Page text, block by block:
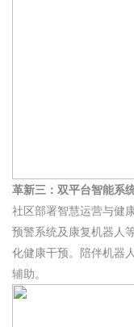
革新三：双平台智能系
社区部署智慧运营与健
预警系统及康复机器人
化健康干预。陪伴机器
辅助。